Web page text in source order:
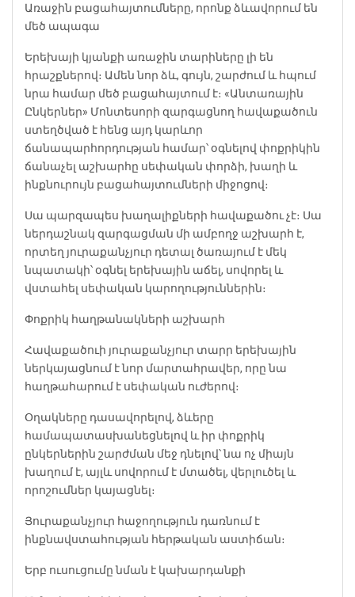
Առաջին բացահայտումները, որոնք ձևավորում են
մեծ ապագա
Երեխայի կյանքի առաջին տարիները լի են
հրաշքներով։ Ամեն նոր ձև, գույն, շարժում և հպում
նրա համար մեծ բացահայտում է։ «Անտառային
Ընկերներ» Մոնտեսորի զարգացնող հավաքածուն
ստեղծված է հենց այդ կարևոր
ճանապարհորդության համար՝ օգնելով փոքրիկին
ճանաչել աշխարհը սեփական փորձի, խաղի և
ինքնուրույն բացահայտումների միջոցով։
Սա պարզապես խաղալիքների հավաքածու չէ։ Սա
ներդաշնակ զարգացման մի ամբողջ աշխարհ է,
որտեղ յուրաքանչյուր դետալ ծառայում է մեկ
նպատակի՝ օգնել երեխային աճել, սովորել և
վստահել սեփական կարողություններին։
Փոքրիկ հաղթանակների աշխարհ
Հավաքածուի յուրաքանչյուր տարր երեխային
ներկայացնում է նոր մարտահրավեր, որը նա
հաղթահարում է սեփական ուժերով։
Օղակները դասավորելով, ձևերը
համապատասխանեցնելով և իր փոքրիկ
ընկերներին շարժման մեջ դնելով՝ նա ոչ միայն
խաղում է, այլև սովորում է մտածել, վերլուծել և
որոշումներ կայացնել։
Յուրաքանչյուր հաջողություն դառնում է
ինքնավստահության հերթական աստիճան։
Երբ ուսուցումը նման է կախարդանքի